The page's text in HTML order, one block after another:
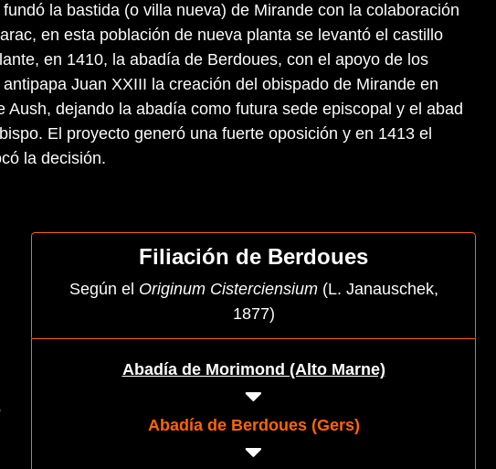
la bastida (o villa nueva) de Mirande con la colaboración
en esta población de nueva planta se levantó el castillo
en 1410, la abadía de Berdoues, con el apoyo de los
Juan XXIII la creación del obispado de Mirande en
Aush, dejando la abadía como futura sede episcopal y el abad
El proyecto generó una fuerte oposición y en 1413 el
la decisión.
Filiación de Berdoues
Según el Originum Cisterciensium(L. Janauschek,
1877)
Abadía de Morimond (Alto Marne)
Abadía de Berdoues (Gers)